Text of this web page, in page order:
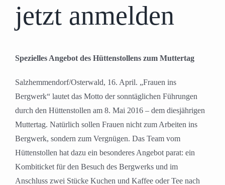
jetzt anmelden
Spezielles Angebot des Hüttenstollens zum Muttertag
Salzhemmendorf/Osterwald, 16. April. „Frauen ins
Bergwerk“ lautet das Motto der sonntäglichen Führungen
durch den Hüttenstollen am 8. Mai 2016 – dem diesjährigen
Muttertag. Natürlich sollen Frauen nicht zum Arbeiten ins
Bergwerk, sondern zum Vergnügen. Das Team vom
Hüttenstollen hat dazu ein besonderes Angebot parat: ein
Kombiticket für den Besuch des Bergwerks und im
Anschluss zwei Stücke Kuchen und Kaffee oder Tee nach